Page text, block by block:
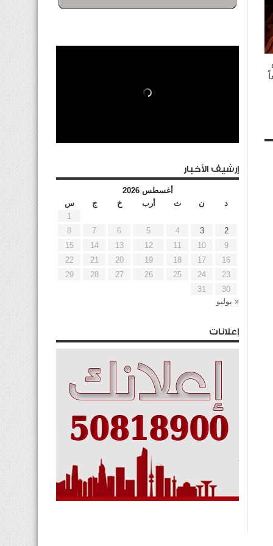
إرشيف الأخبار
أغسطس 2026
د
ن ث أرب خ ج
س
1
2
3
4
5
6
7
8
9
10
11
12
13
14
15
16
17
18
19
20
21
22
23
24
25
26
27
28
29
30
31
« يوليو
إعلانات